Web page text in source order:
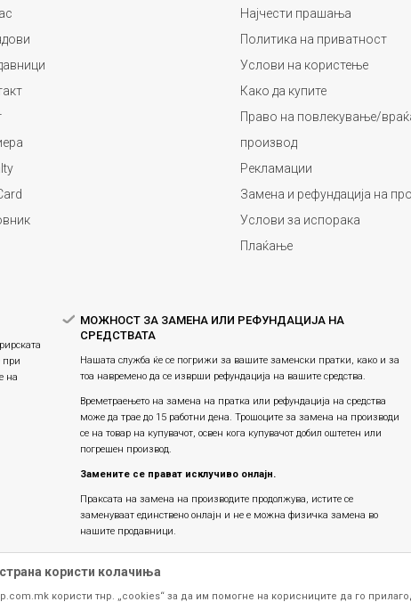
Најчести прашања
Политика на приватност
Услови на користење
Како да купите
Право на повлекување/
производ
Рекламации
Замена и рефундација на
Услови за испорака
Плаќање
при
на
МОЖНОСТ ЗА ЗАМЕНА ИЛИ РЕФУНДАЦИЈА НА
СРЕДСТВАТА
Нашата служба ќе се погрижи за вашите заменски пратки, како и за
тоа навремено да се изврши рефундација на вашите средства.
Времетраењето на замена на пратка или рефундацијa на средства
може да трае до 15 работни дена. Трошоците за замена на производи
се на товар на купувачот, освен кога купувачот добил оштетен или
погрешен производ.
Замените се прават исклучиво онлајн.
Праксата на замена на производите продолжува, истите се
заменуваат единствено онлајн и не е можна физичка замена во
нашите продавници.
користи колачиња
користи тнр. „cookies“ за да им помогне на корисниците да го